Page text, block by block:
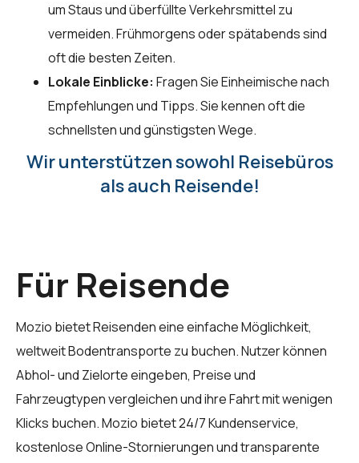
um Staus und überfüllte Verkehrsmittel zu
vermeiden. Frühmorgens oder spätabends sind
oft die besten Zeiten.
Lokale Einblicke: Fragen Sie Einheimische nach
Empfehlungen und Tipps. Sie kennen oft die
schnellsten und günstigsten Wege.
Wir unterstützen sowohl Reisebüros
als auch Reisende!
Für Reisende
Mozio bietet Reisenden eine einfache Möglichkeit,
weltweit Bodentransporte zu buchen. Nutzer können
Abhol- und Zielorte eingeben, Preise und
Fahrzeugtypen vergleichen und ihre Fahrt mit wenigen
Klicks buchen.Mozio bietet 24/7 Kundenservice,
kostenlose Online-Stornierungen und transparente